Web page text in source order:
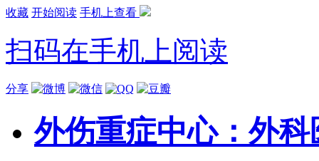
收藏 开始阅读 手机上查看
扫码在手机上阅读
分享
外伤重症中心：外